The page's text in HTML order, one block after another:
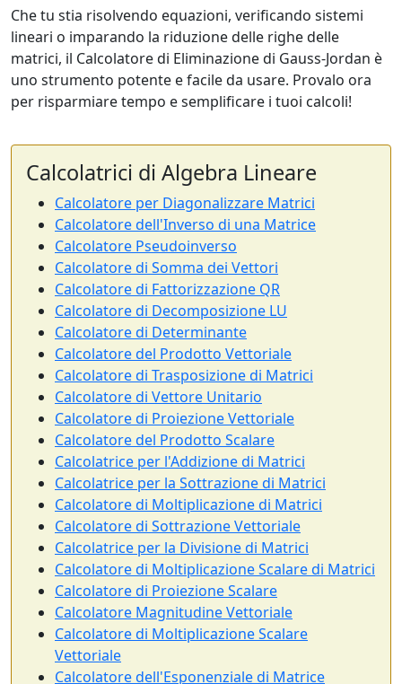
Che tu stia risolvendo equazioni, verificando sistemi
lineari o imparando la riduzione delle righe delle
matrici, il Calcolatore di Eliminazione di Gauss-Jordan è
uno strumento potente e facile da usare. Provalo ora
per risparmiare tempo e semplificare i tuoi calcoli!
Calcolatrici di Algebra Lineare
Calcolatore per Diagonalizzare Matrici
Calcolatore dell'Inverso di una Matrice
Calcolatore Pseudoinverso
Calcolatore di Somma dei Vettori
Calcolatore di Fattorizzazione QR
Calcolatore di Decomposizione LU
Calcolatore di Determinante
Calcolatore del Prodotto Vettoriale
Calcolatore di Trasposizione di Matrici
Calcolatore di Vettore Unitario
Calcolatore di Proiezione Vettoriale
Calcolatore del Prodotto Scalare
Calcolatrice per l'Addizione di Matrici
Calcolatrice per la Sottrazione di Matrici
Calcolatore di Moltiplicazione di Matrici
Calcolatore di Sottrazione Vettoriale
Calcolatrice per la Divisione di Matrici
Calcolatore di Moltiplicazione Scalare di Matrici
Calcolatore di Proiezione Scalare
Calcolatore Magnitudine Vettoriale
Calcolatore di Moltiplicazione Scalare
Vettoriale
Calcolatore dell'Esponenziale di Matrice